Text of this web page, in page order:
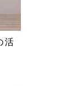
活